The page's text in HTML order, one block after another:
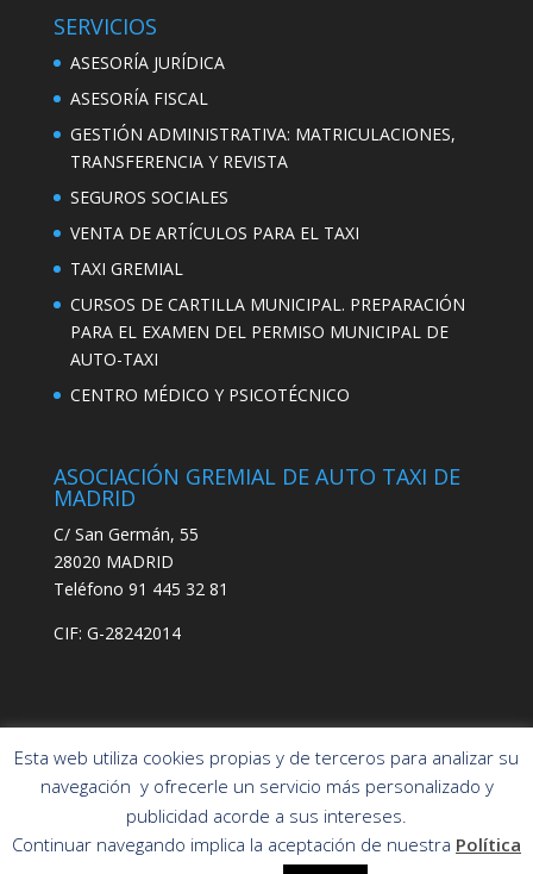
SERVICIOS
ASESORÍA JURÍDICA
ASESORÍA FISCAL
GESTIÓN ADMINISTRATIVA: MATRICULACIONES,
TRANSFERENCIA Y REVISTA
SEGUROS SOCIALES
VENTA DE ARTÍCULOS PARA EL TAXI
TAXI GREMIAL
CURSOS DE CARTILLA MUNICIPAL. PREPARACIÓN
PARA EL EXAMEN DEL PERMISO MUNICIPAL DE
AUTO-TAXI
CENTRO MÉDICO Y PSICOTÉCNICO
ASOCIACIÓN GREMIAL DE AUTO TAXI DE
MADRID
C/ San Germán, 55
28020 MADRID
Teléfono 91 445 32 81
CIF: G-28242014
Asociación Gremial
Auto-Taxi de
POLÍTICA DE PRIVACIDAD
POLÍTICA DE COOKIES
AVISO
Esta web utiliza cookies propias y de terceros para analizar su
navegación y ofrecerle un servicio más personalizado y
publicidad acorde a sus intereses.
Continuar navegando implica la aceptación de nuestra Política